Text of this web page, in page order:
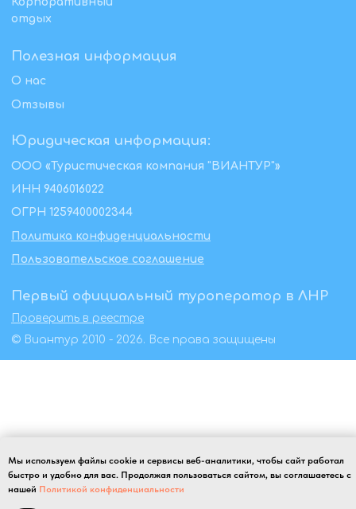
Мы используем файлы cookie и сервисы веб-аналитики, чтобы сайт работал
быстро и удобно для вас. Продолжая пользоваться сайтом, вы соглашаетесь с
нашей Политикой конфиденциальности